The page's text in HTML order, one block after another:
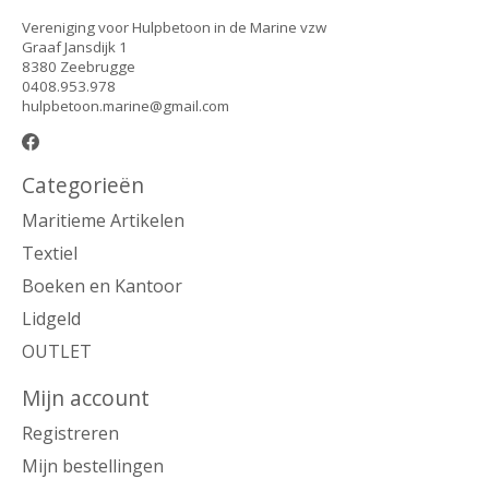
Vereniging voor Hulpbetoon in de Marine vzw
Graaf Jansdijk 1
8380 Zeebrugge
0408.953.978
hulpbetoon.marine@gmail.com
Categorieën
Maritieme Artikelen
Textiel
Boeken en Kantoor
Lidgeld
OUTLET
Mijn account
Registreren
Mijn bestellingen